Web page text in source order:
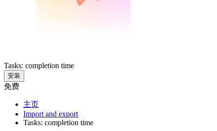
Tasks: completion time
安装
免费
主页
Import and export
Tasks: completion time